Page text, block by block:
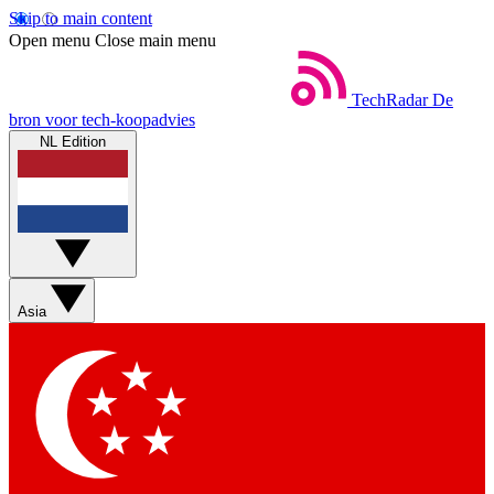
Skip to main content
Open menu Close main menu
TechRadar De
bron voor tech-koopadvies
NL Edition
Asia